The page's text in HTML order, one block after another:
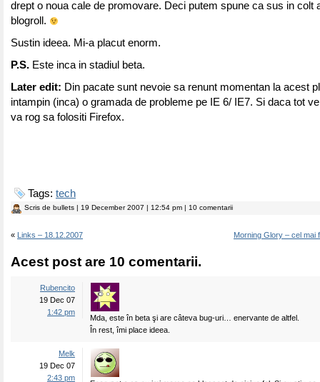
drept o noua cale de promovare. Deci putem spune ca sus in colt
blogroll.
Sustin ideea. Mi-a placut enorm.
P.S. Este inca in stadiul beta.
Later edit: Din pacate sunt nevoie sa renunt momentan la acest
intampin (inca) o gramada de probleme pe IE 6/ IE7. Si daca tot
va rog sa folositi Firefox.
Tags: tech
Scris de bullets | 19 December 2007 | 12:54 pm | 10 comentarii
« Links – 18.12.2007 Morning Glory – cel mai
Acest post are 10 comentarii.
Rubencito
19 Dec 07
1:42 pm
Mda, este în beta şi are câteva bug-uri… enervante de altfel.
În rest, îmi place ideea.
Melk
19 Dec 07
2:43 pm